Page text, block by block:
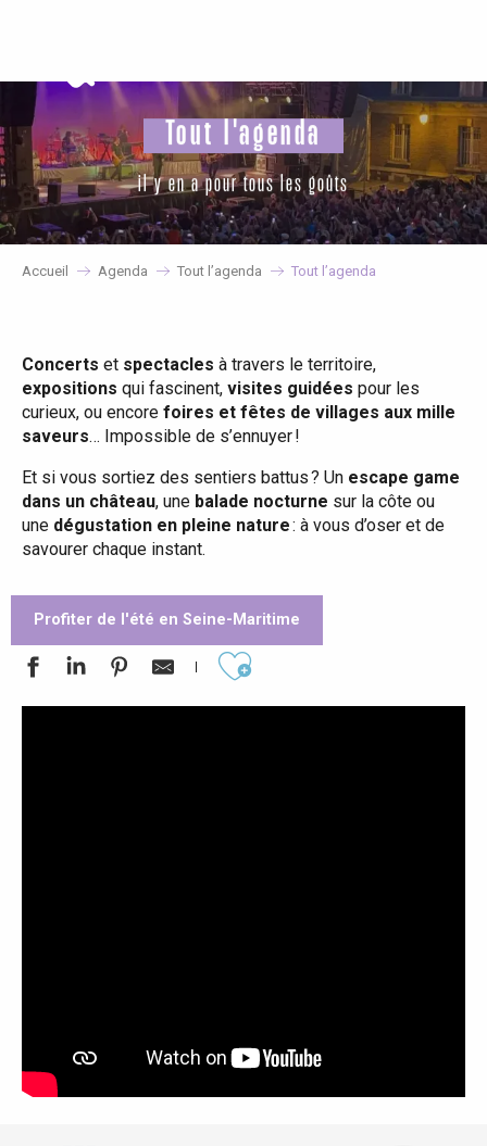
principal
Tout l'agenda
il y en a pour tous les goûts
Accueil Agenda Tout l’agenda Tout l’agenda
Concerts et spectacles à travers le territoire,
expositions qui fascinent, visites guidées pour les
curieux, ou encore foires et fêtes de villages aux mille
saveurs… Impossible de s’ennuyer !
Et si vous sortiez des sentiers battus ? Un escape game
dans un château, une balade nocturne sur la côte ou
une dégustation en pleine nature: à vous d’oser et de
savourer chaque instant.
Profiter de l'été en Seine-Maritime
Ajouter aux favoris